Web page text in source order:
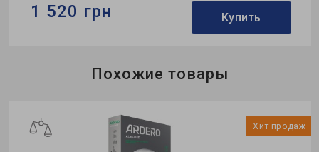
1 520 грн Купить
ArderoПохожие товары
Хит продаж